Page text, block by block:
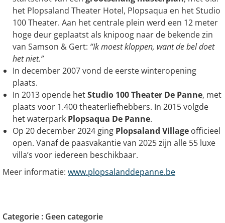
het Plopsaland Theater Hotel, Plopsaqua en het Studio
100 Theater. Aan het centrale plein werd een 12 meter
hoge deur geplaatst als knipoog naar de bekende zin
van Samson & Gert: “Ik moest kloppen, want de bel doet
het niet.”
In december 2007 vond de eerste winteropening
plaats.
In 2013 opende hetStudio 100 Theater De Panne, met
plaats voor 1.400 theaterliefhebbers. In 2015 volgde
het waterpark Plopsaqua De Panne.
Op 20 december 2024 ging Plopsaland Village officieel
open. Vanaf de paasvakantie van 2025 zijn alle 55 luxe
villa’s voor iedereen beschikbaar.
Meer informatie: www.plopsalanddepanne.be
Categorie : Geen categorie